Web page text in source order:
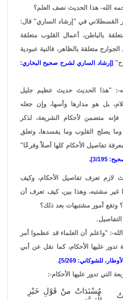
الله- هذا الحديث نصف العلم؟
القسطلاني في "إرشاد الساري" قال:
بالباطن، أعمال القلوب متعلقة
متعلقة بالظاهر، فالنية عبودية
[إرشاد الساري لشرح صحيح البخاري:
: "هذا الحديث حديث عظيم جليل
بل هو مدارها وأسها، وإن جعله
فإنه متضمن لأحكام الشريعة، لذكر
وما يصلح القلوب وما يفسدها، وتعلق
تفاصيل الأحكام كلها أصلاً وفرعًا"
195].
لازم تعرف تفاصيل الأحكام، وكيف
مشتبه، وهذا بين، كيف تعرف أن
وتقع أمور مشتبهات بعد ذلك؟
: "واعلم أن العلماء قد عظموا أمر
تدور عليها الأحكام، كما نقل عن أبي
للشوكاني: 5/269].
التي تدور عليها الأحكام-:
مُسْنَدَاتْ منْ قَوْلِ خَيْرِ